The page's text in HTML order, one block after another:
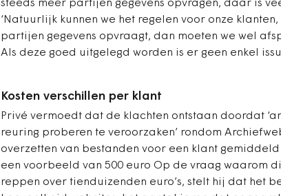
steeds meer partijen gegevens opvragen, daar is
‘Natuurlijk kunnen we het regelen voor onze
partijen gegevens opvraagt, dan moeten we wel
Als deze goed uitgelegd worden is er geen enkel
Kosten verschillen per klant
Privé vermoedt dat de klachten ontstaan doordat
reuring proberen te veroorzaken’ rondom
overzetten van bestanden voor een klant gemiddeld
een voorbeeld van 500 euro Op de vraag waarom
reppen over tienduizenden euro’s, stelt hij dat het